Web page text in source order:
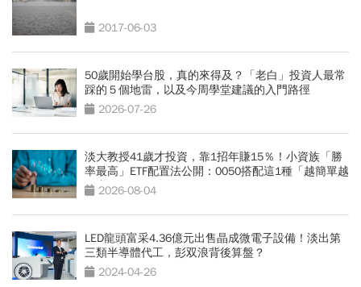
2017-06-03
50歲開始學台股，真的來得及？「老白」投資人最常
踩的５個地雷，以及今周學堂建議的入門路徑
2026-07-26
淡大教授41歲才投資，靠1招年賺15％！小資族「勝
率最高」ETF配置法公開：0050搭配這1種「越簡單越
好賺」
2026-08-04
LED龍頭富采4.36億元出售晶成微電子設備！淡出第
三類半導體代工，彭双浪背後算盤？
2024-04-26